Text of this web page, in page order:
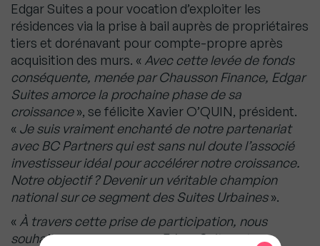
Edgar Suites a pour vocation d’exploiter les
résidences via la prise à bail auprès de propriétaires
tiers et dorénavant pour compte-propre après
acquisition des murs. « Avec cette levée de fonds
conséquente, menée par Chausson Finance, Edgar
Suites amorce la prochaine phase de sa
croissance», se félicite Xavier O’QUIN, président.
« Je suis vraiment enchanté de notre partenariat
avec BC Partners qui est sans nul doute l’associé
investisseur idéal pour accélérer notre croissance.
Notre objectif ? Devenir un véritable champion
national sur ce segment des Suites Urbaines».
« À travers cette prise de participation, nous
souhaitons accompagner Edgar Suites et ses